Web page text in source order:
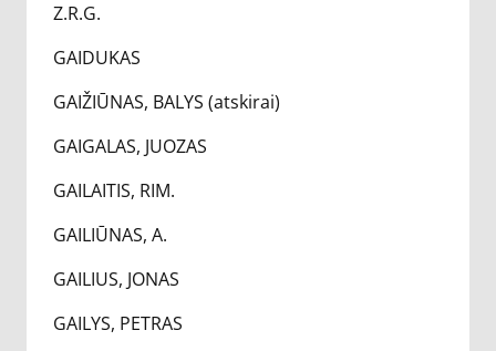
Z.R.G.
GAIDUKAS
GAIŽIŪNAS, BALYS (atskirai)
GAIGALAS, JUOZAS
GAILAITIS, RIM.
GAILIŪNAS, A.
GAILIUS, JONAS
GAILYS, PETRAS